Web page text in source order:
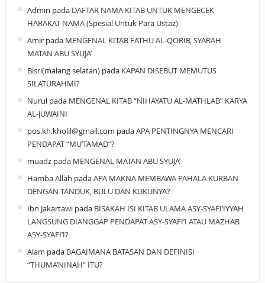
Admin pada DAFTAR NAMA KITAB UNTUK MENGECEK
HARAKAT NAMA (Spesial Untuk Para Ustaz)
Amirpada MENGENAL KITAB FATHU AL-QORIB, SYARAH
MATAN ABU SYUJA’
Bisri(malang selatan)pada KAPAN DISEBUT MEMUTUS
SILATURAHMI?
Nurulpada MENGENAL KITAB “NIHAYATU AL-MATHLAB” KARYA
AL-JUWAINI
pos.kh.kholil@gmail.com padaAPA PENTINGNYA MENCARI
PENDAPAT “MU’TAMAD”?
muadzpada MENGENAL MATAN ABU SYUJA’
Hamba Allah padaAPA MAKNA MEMBAWA PAHALA KURBAN
DENGAN TANDUK, BULU DAN KUKUNYA?
Ibn Jakartawipada BISAKAH ISI KITAB ULAMA ASY-SYAFI’IYYAH
LANGSUNG DIANGGAP PENDAPAT ASY-SYAFI’I ATAU MAZHAB
ASY-SYAFI’I?
Alam pada BAGAIMANA BATASAN DAN DEFINISI
“THUMA’NINAH” ITU?